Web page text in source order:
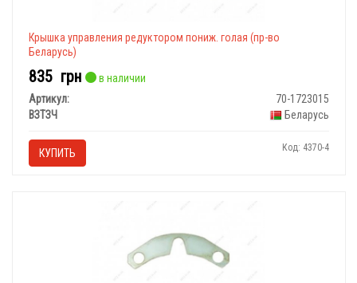
Крышка управления редуктором пониж. голая (пр-во
Беларусь)
835 грн
в наличии
Артикул:
70-1723015
ВЗТЗЧ
Беларусь
КУПИТЬ Код: 4370-4